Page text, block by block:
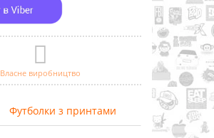
Власне виробництво
Футболки з принтами